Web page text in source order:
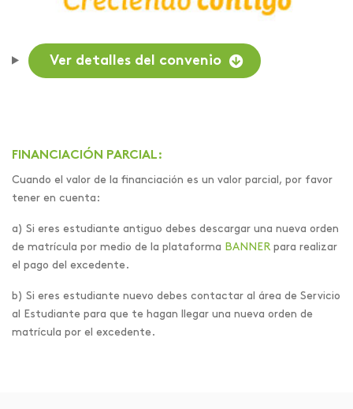
Ver detalles del convenio
FINANCIACIÓN PARCIAL:
Cuando el valor de la financiación es un valor parcial, por favor
tener en cuenta:
a) Si eres estudiante antiguo debes descargar una nueva orden
de matrícula por medio de la plataforma BANNERpara realizar
el pago del excedente.
b) Si eres estudiante nuevo debes contactar al área de Servicio
al Estudiante para que te hagan llegar una nueva orden de
matrícula por el excedente.